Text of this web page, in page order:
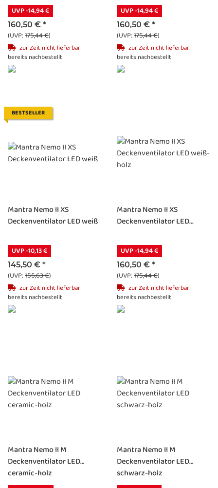
UVP -14,94 €
160,50 € *
(UVP:175,44 €)
zur Zeit nicht lieferbar
bereits nachbestellt
UVP -14,94 €
160,50 € *
(UVP:175,44 €)
zur Zeit nicht lieferbar
bereits nachbestellt
BESTSELLER
Mantra Nemo II XS
Deckenventilator LED weiß
UVP -10,13 €
145,50 € *
(UVP:155,63 €)
zur Zeit nicht lieferbar
bereits nachbestellt
Mantra Nemo II XS
Deckenventilator LED...
UVP -14,94 €
160,50 € *
(UVP:175,44 €)
zur Zeit nicht lieferbar
bereits nachbestellt
Mantra Nemo II M
Deckenventilator LED
ceramic-holz
Mantra Nemo II M
Deckenventilator LED
schwarz-holz